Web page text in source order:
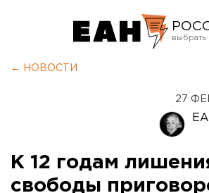
← НОВОСТИ
27
К 12 годам
свободы